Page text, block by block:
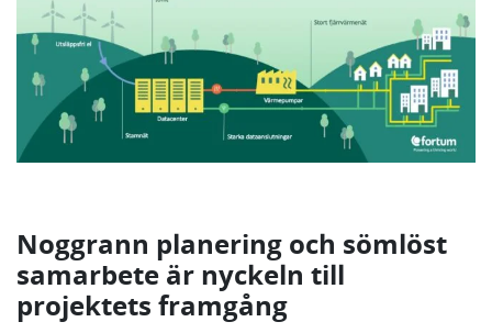
Noggrann planering och sömlöst
samarbete är nyckeln till
projektets framgång